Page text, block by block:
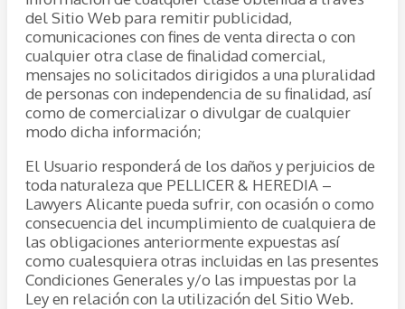
del Sitio Web para remitir publicidad,
comunicaciones con fines de venta directa o con
cualquier otra clase de finalidad comercial,
mensajes no solicitados dirigidos a una pluralidad
de personas con independencia de su finalidad, así
como de comercializar o divulgar de cualquier
modo dicha información;
El Usuario responderá de los daños y perjuicios de
toda naturaleza que PELLICER & HEREDIA –
Lawyers Alicante pueda sufrir, con ocasión o como
consecuencia del incumplimiento de cualquiera de
las obligaciones anteriormente expuestas así
como cualesquiera otras incluidas en las presentes
Condiciones Generales y/o las impuestas por la
Ley en relación con la utilización del Sitio Web.